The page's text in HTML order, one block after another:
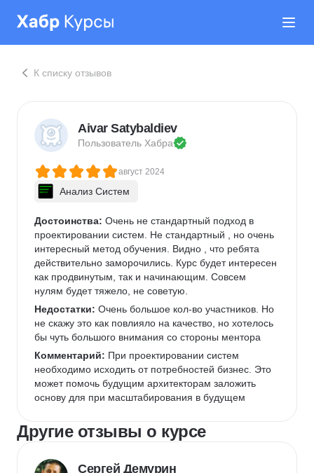
К списку отзывов
Aivar Satybaldiev
Пользователь Хабра
август 2024
Анализ Систем
Достоинства: Очень не стандартный подход в
проектировании систем. Не стандартный , но очень
интересный метод обучения. Видно , что ребята
действительно заморочились. Курс будет интересен
как продвинутым, так и начинающим. Совсем
нулям будет тяжело, не советую.
Недостатки: Очень большое кол-во участников. Но
не скажу это как повлияло на качество, но хотелось
бы чуть большого внимания со стороны ментора
Комментарий: При проектировании систем
необходимо исходить от потребностей бизнес. Это
может помочь будущим архитекторам заложить
основу для при масштабирования в будущем
Другие отзывы о курсе
Сергей Демурин